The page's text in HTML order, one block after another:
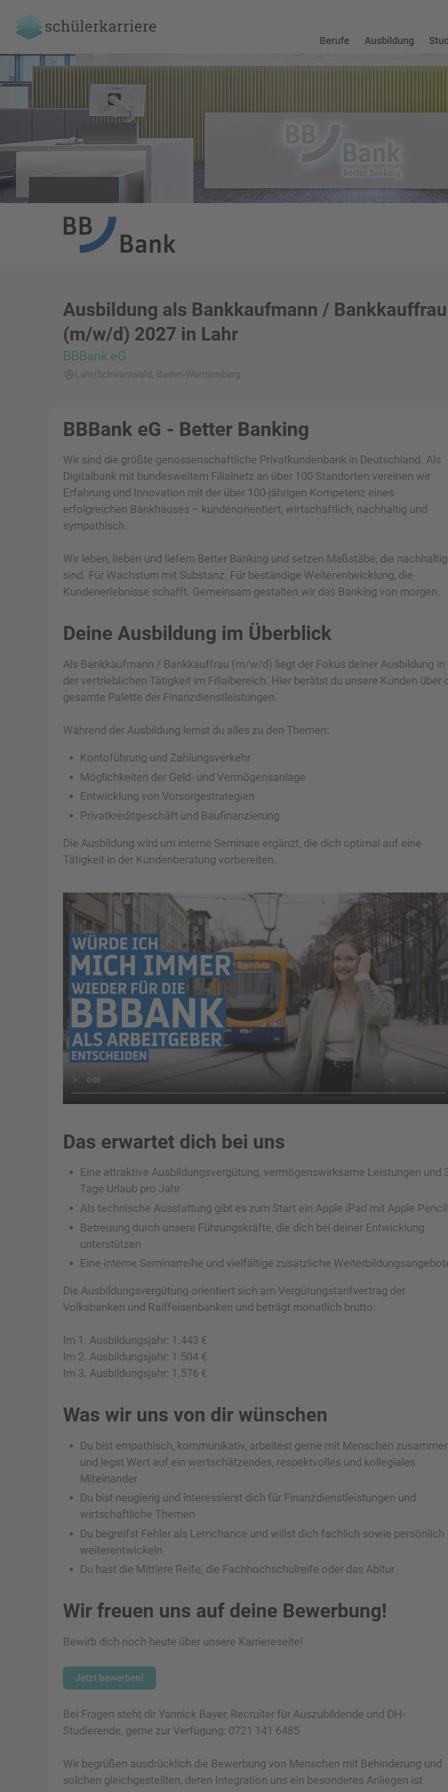
Berufe Ausbildung
Ausbildung als Bankkaufmann / Bankkauffrau
(m/w/d) 2027 in Lahr
BBBank eG
Lahr/Schwarzwald, Baden-Württemberg
BBBank eG - Better Banking
Wir sind die größte genossenschaftliche Privatkundenbank in Deutschland. Als
Digitalbank mit bundesweitem Filialnetz an über 100 Standorten vereinen wir
Erfahrung und Innovation mit der über 100-jährigen Kompetenz eines
erfolgreichen Bankhauses – kundenorientiert, wirtschaftlich, nachhaltig und
sympathisch.
Wir leben, lieben und liefern Better Banking und setzen Maßstäbe, die nachhaltig
sind. Für Wachstum mit Substanz. Für beständige Weiterentwicklung, die
Kundenerlebnisse schafft. Gemeinsam gestalten wir das Banking von morgen.
Deine Ausbildung im Überblick
Als Bankkaufmann / Bankkauffrau (m/w/d) liegt der Fokus deiner Ausbildung in
der vertrieblichen Tätigkeit im Filialbereich. Hier berätst du unsere Kunden über
gesamte Palette der Finanzdienstleistungen.
Während der Ausbildung lernst du alles zu den Themen:
Kontoführung und Zahlungsverkehr
Möglichkeiten der Geld- und Vermögensanlage
Entwicklung von Vorsorgestrategien
Privatkreditgeschäft und Baufinanzierung
Die Ausbildung wird um interne Seminare ergänzt, die dich optimal auf eine
Tätigkeit in der Kundenberatung vorbereiten.
Das erwartet dich bei uns
Eine attraktive Ausbildungsvergütung, vermögenswirksame Leistungen und
Tage Urlaub pro Jahr
Als technische Ausstattung gibt es zum Start ein Apple iPad mit Apple Pencil
Betreuung durch unsere Führungskräfte, die dich bei deiner Entwicklung
unterstützen
Eine interne Seminarreihe und vielfältige zusätzliche
Die Ausbildungsvergütung orientiert sich am Vergütungstarifvertrag der
Volksbanken und Raiffeisenbanken und beträgt monatlich brutto:
Im 1. Ausbildungsjahr: 1.443 €
Im 2. Ausbildungsjahr: 1.504 €
Im 3. Ausbildungsjahr: 1.576 €
Was wir uns von dir wünschen
Du bist empathisch, kommunikativ, arbeitest gerne mit Menschen
und legst Wert auf ein wertschätzendes, respektvolles und kollegiales
Miteinander
Du bist neugierig und interessierst dich für Finanzdienstleistungen und
wirtschaftliche Themen
Du begreifst Fehler als Lernchance und willst dich fachlich sowie persönlich
weiterentwickeln
Du hast die Mittlere Reife, die Fachhochschulreife oder das Abitur
Wir freuen uns auf deine Bewerbung!
Bewirb dich noch heute über unsere Karriereseite!
Jetzt bewerben!
Bei Fragen steht dir Yannick Bayer, Recruiter für Auszubildende und DH-
Studierende, gerne zur Verfügung: 0721 141 6485
Wir begrüßen ausdrücklich die Bewerbung von Menschen mit Behinderung und
solchen gleichgestellten, deren Integration uns ein besonderes Anliegen ist